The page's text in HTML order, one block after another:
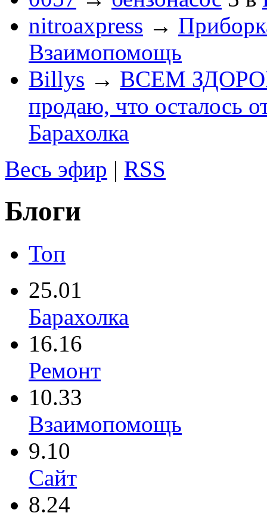
nitroaxpress →
Взаимопомощь
Billys → ВСЕМ
продаю, что осталось
Барахолка
Весь эфир | RSS
Блоги
Топ
25.01
Барахолка
16.16
Ремонт
10.33
Взаимопомощь
9.10
Сайт
8.24